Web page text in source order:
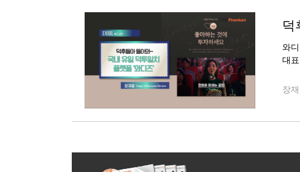
덕
와
대
장